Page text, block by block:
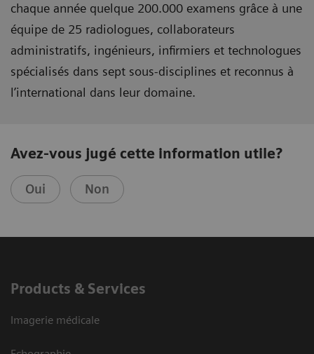
chaque année quelque 200.000 examens grâce à une
équipe de 25 radiologues, collaborateurs
administratifs, ingénieurs, infirmiers et technologues
spécialisés dans sept sous-disciplines et reconnus à
l’international dans leur domaine.
Avez-vous jugé cette information utile?
Oui Non
Products & Services
Imagerie médicale